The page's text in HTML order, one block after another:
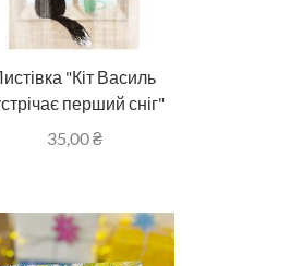
"Кіт Василь
перший сніг"
35,00₴